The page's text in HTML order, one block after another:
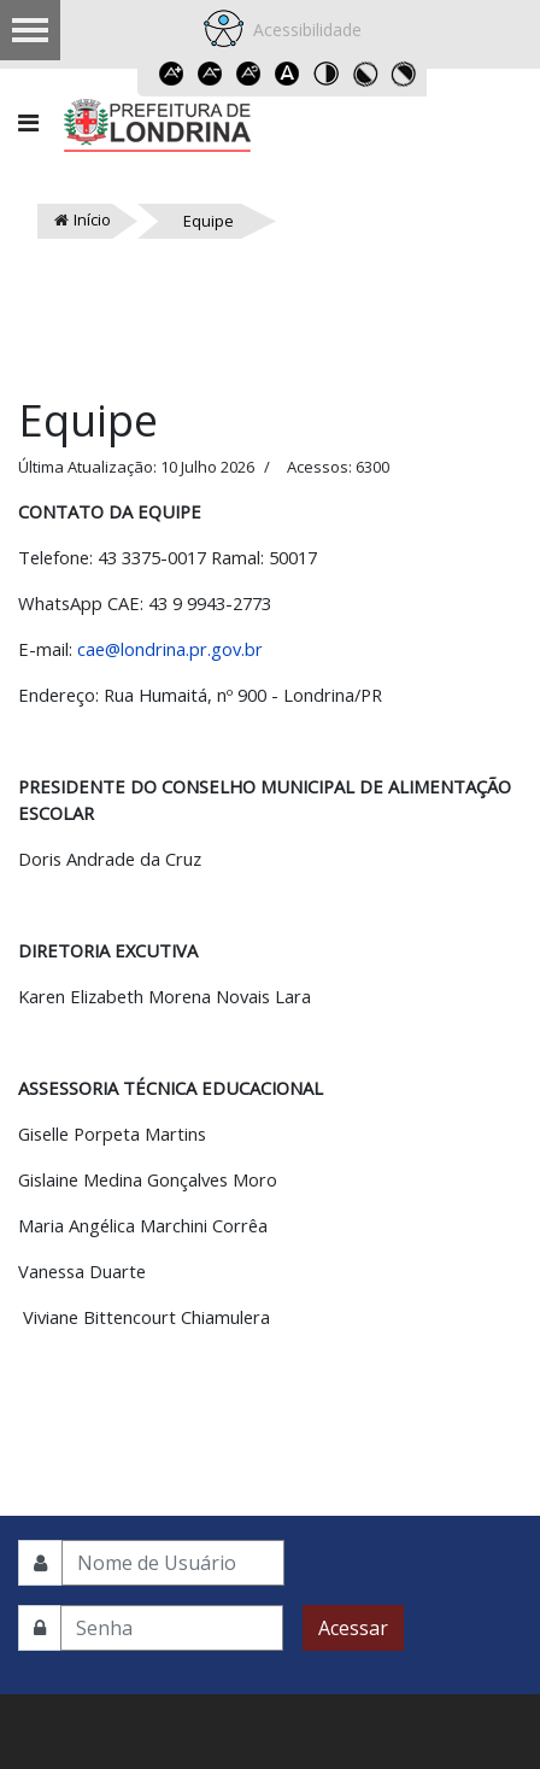
Acessibilidade
Início Equipe
Equipe
Última Atualização: 10 Julho 2026 Acessos: 6300
CONTATO DA EQUIPE
Telefone: 43 3375-0017 Ramal: 50017
WhatsApp CAE: 43 9 9943-2773
E-mail: cae@londrina.pr.gov.br
Endereço: Rua Humaitá, nº 900 - Londrina/PR
PRESIDENTE DO CONSELHO MUNICIPAL DE ALIMENTAÇÃO
ESCOLAR
Doris Andrade da Cruz
DIRETORIA EXCUTIVA
Karen Elizabeth Morena Novais Lara
ASSESSORIA TÉCNICA EDUCACIONAL
Giselle Porpeta Martins
Gislaine Medina Gonçalves Moro
Maria Angélica Marchini Corrêa
Vanessa Duarte
Viviane Bittencourt Chiamulera
Acessar